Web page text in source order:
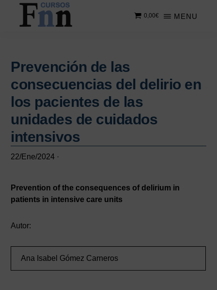
Saltar
contenido
Saltar
principal
online
MENU
0,00€
Prevención de las
consecuencias del delirio en
los pacientes de las
unidades de cuidados
intensivos
22/Ene/2024 ·
Prevention of the consequences of delirium in
patients in intensive care units
Autor:
Ana Isabel Gómez Carneros